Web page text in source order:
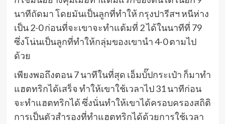
นาทีถัดมา โดยมันเป็นลูกที่ทำให้ กรุงปารีสฯ หนีห่าง
เป็น 2-0 ก่อนที่จะเขาจะทำแต้มที่ 2 ได้ในนาทีที่ 79
ซึ่งโน่นเป็นลูกที่ทำให้กลุ่มของเขานำ 4-0 ตามไป
ด้วย
เพียงพอถึงตอน 7 นาทีในที่สุด เอ็มบั๊ปกระเป๋า ก็มาทำ
แฮตทริกได้เสร็จ ทำให้เขาใช้เวลาไป 31 นาทีก่อน
จะทำแฮตทริกได้ ซึ่งนั่นทำให้เขาได้ครอบครองสถิติ
การเป็นตัวสำรองที่ทำแฮตทริกได้ด้วยการใช้เวลา